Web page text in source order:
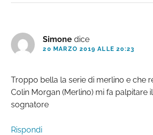
Simone dice
20 MARZO 2019 ALLE 20:23
Troppo bella la serie di merlino e che
Colin Morgan (Merlino) mi fa palpitare
sognatore
Rispondi